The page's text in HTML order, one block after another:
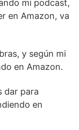
mi podcast,
en Amazon, va
y según mi
en Amazon.
dar para
en